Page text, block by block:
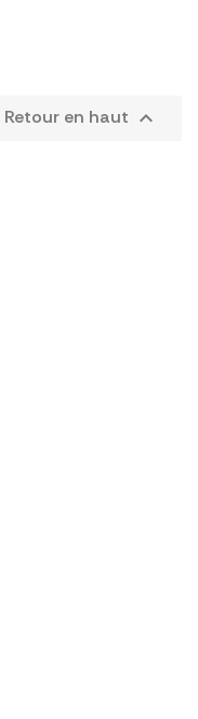
Retour en haut 